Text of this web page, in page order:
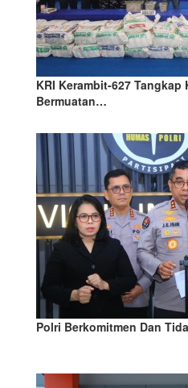
KRI Kerambit-627 Tangkap
Bermuatan…
Polri Berkomitmen Dan